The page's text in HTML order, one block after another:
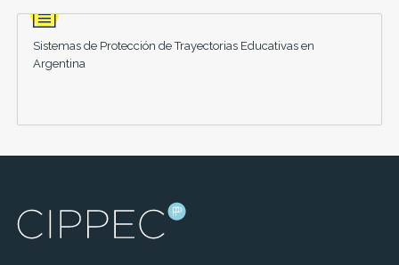
Sistemas de Protección de Trayectorias Educativas en
Argentina